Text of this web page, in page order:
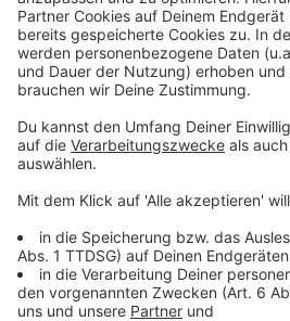
Anzeige
Die Verbraucherzentrale geht
Der Jahresbericht der
Anzeige